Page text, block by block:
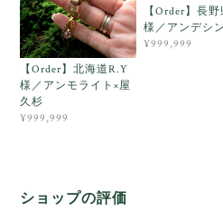
【Order】北海道R.Y
様／アンモライト×屋
久杉
¥999,999
【Order】長
様／アンデシ
¥999,999
ショップの評価